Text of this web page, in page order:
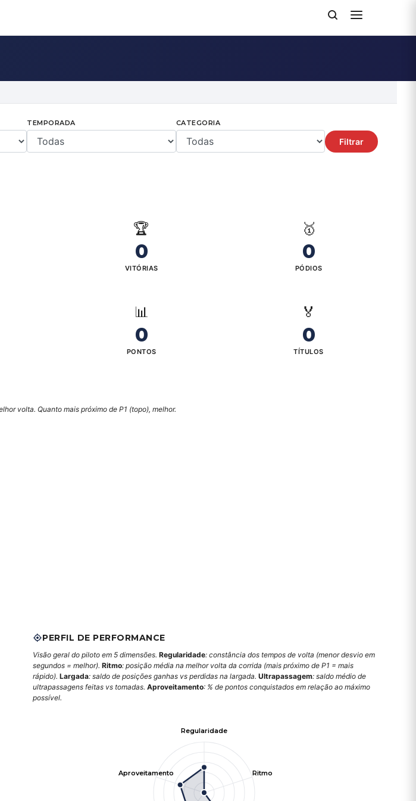
TEMPORADA CATEGORIA
Filtrar
🏆
0
VITÓRIAS
🥇
0
PÓDIOS
📊
0
PONTOS
🏅
0
TÍTULOS
volta. Quanto mais próximo de P1 (topo), melhor.
PERFIL DE PERFORMANCE
Visão geral do piloto em 5 dimensões. Regularidade: constância dos tempos de volta (menor desvio em
segundos = melhor). Ritmo: posição média na melhor volta da corrida (mais próximo de P1 = mais
rápido). Largada: saldo de posições ganhas vs perdidas na largada. Ultrapassagem: saldo médio de
ultrapassagens feitas vs tomadas. Aproveitamento: % de pontos conquistados em relação ao máximo
possível.
Regularidade
Ritmo
Aproveitamento